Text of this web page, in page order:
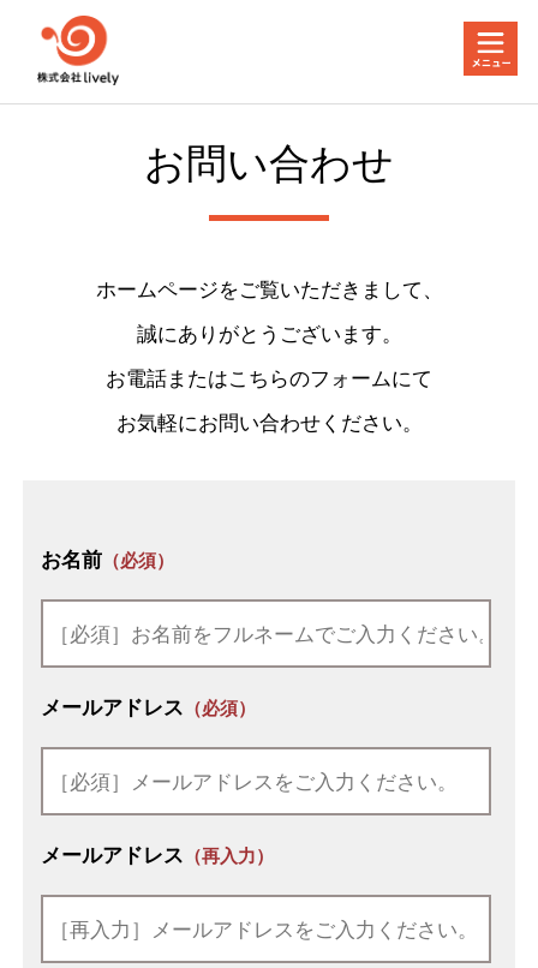
お問い合わせ
ホームページをご覧いただきまして、
誠にありがとうございます。
お電話またはこちらのフォームにて
お気軽にお問い合わせください。
お名前（必須）
メールアドレス （必須）
メールアドレス （再入力）